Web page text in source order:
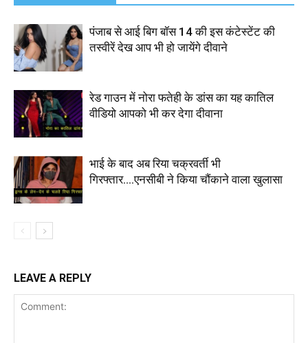
पंजाब से आई बिग बॉस 14 की इस कंटेस्टेंट की
तस्वीरें देख आप भी हो जायेंगे दीवाने
रेड गाउन में नोरा फतेही के डांस का यह कातिल
वीडियो आपको भी कर देगा दीवाना
भाई के बाद अब रिया चक्रवर्ती भी
गिरफ्तार….एनसीबी ने किया चौंकाने वाला खुलासा
LEAVE A REPLY